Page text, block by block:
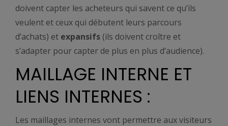
doivent capter les acheteurs qui savent ce qu’ils
veulent et ceux qui débutent leurs parcours
d’achats) et expansifs (ils doivent croître et
s’adapter pour capter de plus en plus d’audience).
MAILLAGE INTERNE ET
LIENS INTERNES :
Les maillages internes vont permettre aux visiteurs